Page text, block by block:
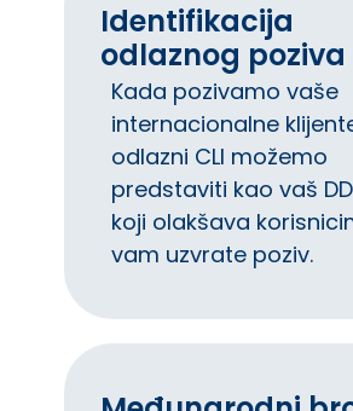
Identifikacija
odlaznog poziva
Kada pozivamo vaše
internacionalne
odlazni CLI možemo
predstaviti kao vaš
koji olakšava
vam uzvrate poziv.